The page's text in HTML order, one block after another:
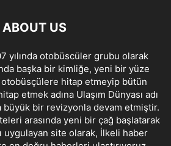
ABOUT US
yılında otobüscüler grubu olarak
başka bir kimliğe, yeni bir yüze
hitap etmeyip bütün
etmek adına Ulaşım Dünyası adı
büyük bir revizyonla devam etmiştir.
arasında yeni bir çağ başlatarak
uygulayan site olarak, İlkeli haber